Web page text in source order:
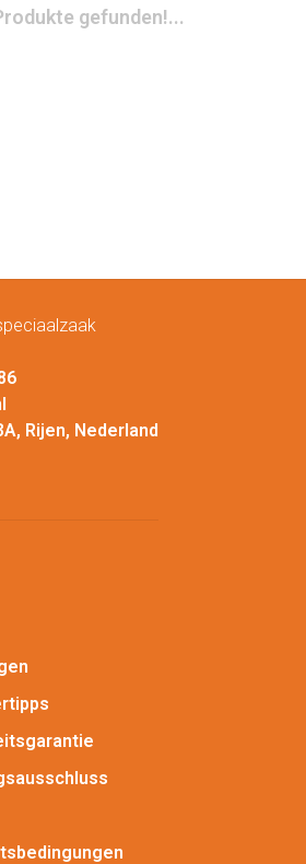
gefunden!...
Rijen, Nederland